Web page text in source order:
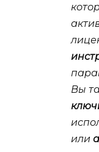
Вы
или